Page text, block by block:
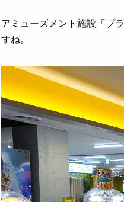
アミューズメント施設「プ
すね。